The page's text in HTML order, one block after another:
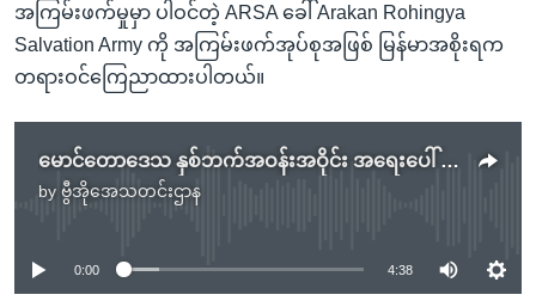
အကြမ်းဖက်မှုမှာ ပါဝင်တဲ့ ARSA ခေါ် Arakan Rohingya
Salvation Army ကို အကြမ်းဖက်အုပ်စုအဖြစ် မြန်မာအစိုးရက
တရားဝင်ကြေညာထားပါတယ်။
မောင်တောဒေသ နှစ်ဘက်အဝန်းအဝိုင်း အရေးပေါ် အကူအညီ လိုအပ်ဆဲ
by ဗွီအိုအေသတင်းဌာန
No media source currently available
0:00 4:38